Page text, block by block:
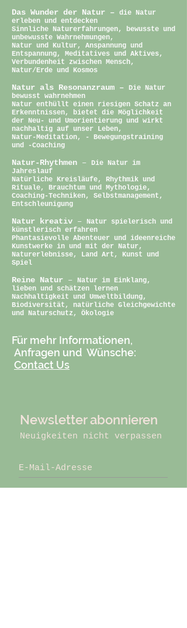
Das Wunder der Natur – die Natur
erleben und entdecken
Sinnliche Naturerfahrungen, bewusste und
unbewusste Wahrnehmungen,
Natur und Kultur, Anspannung und
Entspannung, Meditatives und Aktives,
Verbundenheit zwischen Mensch,
Natur/Erde und Kosmos
Natur als Resonanzraum –
Die Natur
bewusst wahrnehmen
Natur enthüllt einen riesigen Schatz an
Erkenntnissen, bietet die Möglichkeit
der Neu- und Umorientierung und wirkt
nachhaltig auf unser Leben,
Natur-Meditation, - Bewegungstraining
und -Coaching
Natur-Rhythmen –
Die Natur im
Jahreslauf
Natürliche Kreisläufe, Rhythmik und
Rituale, Brauchtum und Mythologie,
Coaching-Techniken, Selbstmanagement,
Entschleunigung
Natur kreativ –
Natur spielerisch und
künstlerisch erfahren
Phantasievolle Abenteuer und ideenreiche
Kunstwerke in und mit der Natur,
Naturerlebnisse, Land Art, Kunst und
Spiel
Reine Natur –
Natur im Einklang,
lieben und schätzen lernen
Nachhaltigkeit und Umweltbildung,
Biodiversität, natürliche Gleichgewichte
und Naturschutz, Ökologie
Für mehr Informationen,
Anfragen und Wünsche:
Contact Us
Newsletter abonnieren
Neuigkeiten nicht verpassen